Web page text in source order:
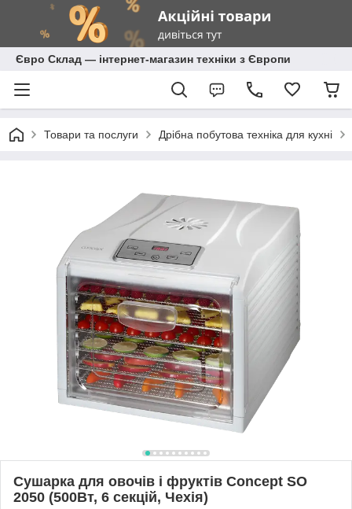
Євро Склад — інтернет-магазин техніки з Європи
Товари та послуги Дрібна побутова техніка для кухні
Сушарка для овочів і фруктів Concept SO
2050 (500Вт, 6 секцій, Чехія)